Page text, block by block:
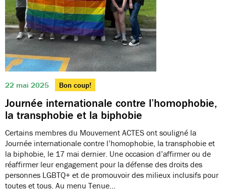
22 mai 2025 Bon coup!
Journée internationale contre l’homophobie,
la transphobie et la biphobie
Certains membres du Mouvement ACTES ont souligné la
Journée internationale contre l’homophobie, la transphobie et
la biphobie, le 17 mai dernier. Une occasion d’affirmer ou de
réaffirmer leur engagement pour la défense des droits des
personnes LGBTQ+ et de promouvoir des milieux inclusifs pour
toutes et tous. Au menu Tenue…